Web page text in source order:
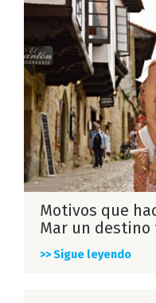
Motivos que
Mar un
>> Sigue leyendo